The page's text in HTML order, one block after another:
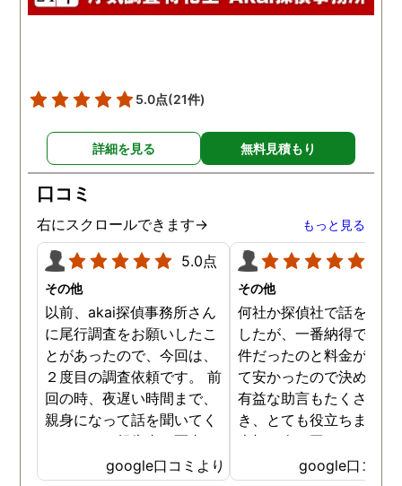
5.0点(21件)
詳細を見る 無料見積もり
口コミ
右にスクロールできます→ もっと見る
5.0点
その他
以前、akai探偵事務所さん
に尾行調査をお願いしたこ
とがあったので、今回は、
２度目の調査依頼です。 前
回の時、夜遅い時間まで、
親身になって話を聞いてく
れたのと、報告書の写真
が、場所が悪かったのに、
google口コミより
その他
何社か探偵社で話を聞き
したが、一番納得できる
件だったのと料金が比較
て安かったので決めまし
有益な助言もたくさん頂
き、とても役立ちました
大切な人が困っていたら
番に紹介したいと思える
google口コミ